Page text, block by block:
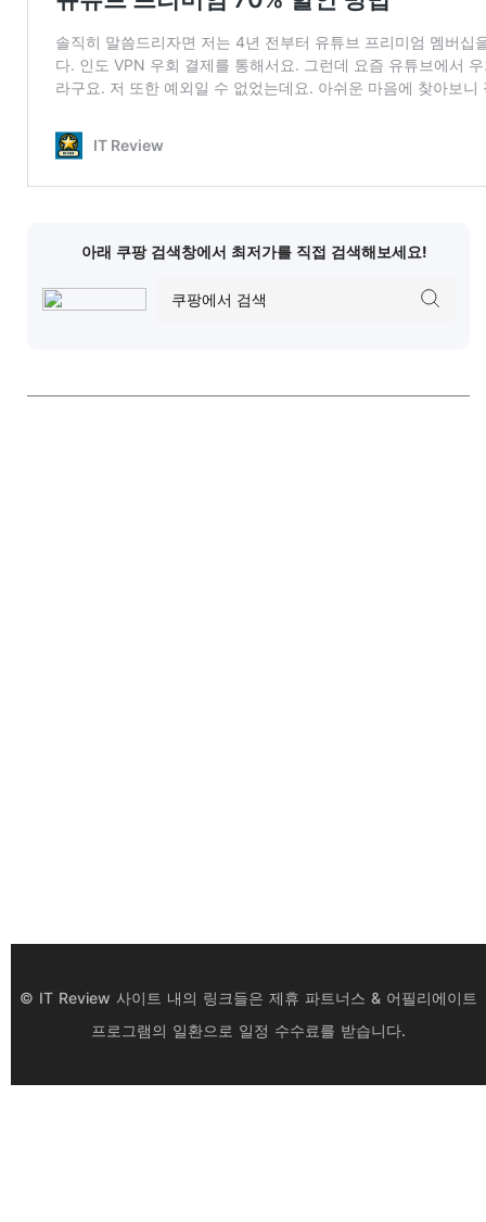
아래 쿠팡 검색창에서 최저가를 직접 검색해보세요!
© IT Review 사이트 내의 링크들은 제휴 파트너스 & 어필리에이트
프로그램의 일환으로 일정 수수료를 받습니다.